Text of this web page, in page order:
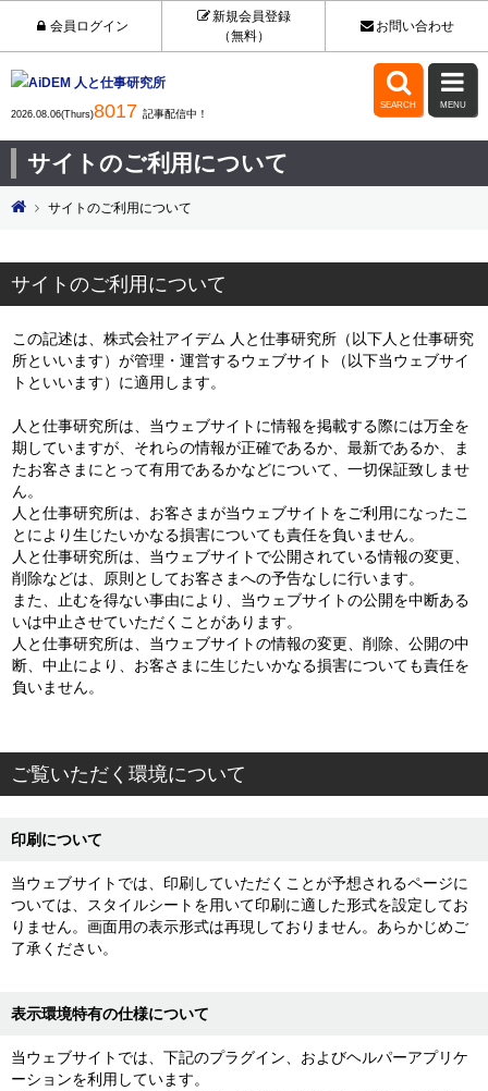
会員ログイン
新規会員登録
（無料）
お問い合わせ
2026.08.06(Thurs)8017 記事配信中！

SEARCH

MENU
サイトのご利用について
サイトのご利用について
サイトのご利用について
この記述は、株式会社アイデム 人と仕事研究所（以下人と仕事研究
所といいます）が管理・運営するウェブサイト（以下当ウェブサイ
トといいます）に適用します。
人と仕事研究所は、当ウェブサイトに情報を掲載する際には万全を
期していますが、それらの情報が正確であるか、最新であるか、ま
たお客さまにとって有用であるかなどについて、一切保証致しませ
ん。
人と仕事研究所は、お客さまが当ウェブサイトをご利用になったこ
とにより生じたいかなる損害についても責任を負いません。
人と仕事研究所は、当ウェブサイトで公開されている情報の変更、
削除などは、原則としてお客さまへの予告なしに行います。
また、止むを得ない事由により、当ウェブサイトの公開を中断ある
いは中止させていただくことがあります。
人と仕事研究所は、当ウェブサイトの情報の変更、削除、公開の中
断、中止により、お客さまに生じたいかなる損害についても責任を
負いません。
ご覧いただく環境について
印刷について
当ウェブサイトでは、印刷していただくことが予想されるページに
ついては、スタイルシートを用いて印刷に適した形式を設定してお
りません。画面用の表示形式は再現しておりません。あらかじめご
了承ください。
表示環境特有の仕様について
当ウェブサイトでは、下記のプラグイン、およびヘルパーアプリケ
ーションを利用しています。